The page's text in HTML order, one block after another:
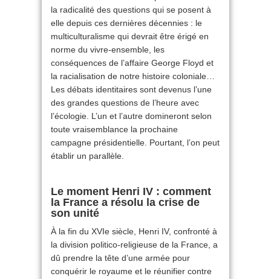
la radicalité des questions qui se posent à
elle depuis ces dernières décennies : le
multiculturalisme qui devrait être érigé en
norme du vivre-ensemble, les
conséquences de l’affaire George Floyd et
la racialisation de notre histoire coloniale…
Les débats identitaires sont devenus l’une
des grandes questions de l’heure avec
l’écologie. L’un et l’autre domineront selon
toute vraisemblance la prochaine
campagne présidentielle. Pourtant, l’on peut
établir un parallèle.
Le moment Henri IV : comment
la France a résolu la crise de
son unité
À la fin du XVIe siècle, Henri IV, confronté à
la division politico-religieuse de la France, a
dû prendre la tête d’une armée pour
conquérir le royaume et le réunifier contre